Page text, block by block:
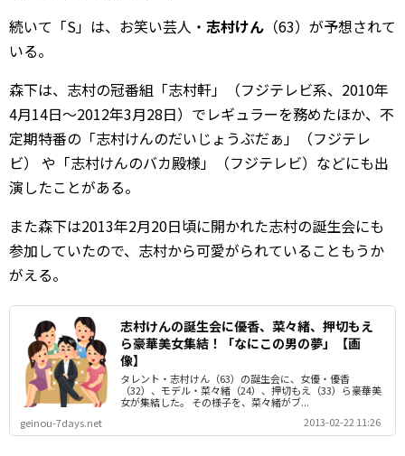
続いて「S」は、お笑い芸人・ 志村けん （63）が予想されて
いる。
森下は、志村の冠番組「志村軒」（フジテレビ系、2010年
4月14日～2012年3月28日）でレギュラーを務めたほか、不
定期特番の「志村けんのだいじょうぶだぁ」（フジテレ
ビ） や「志村けんのバカ殿様」（フジテレビ）などにも出
演したことがある。
また森下は2013年2月20日頃に開かれた志村の誕生会にも
参加していたので、志村から可愛がられていることもうか
がえる。
志村けんの誕生会に優香、菜々緒、押切もえ
ら豪華美女集結！「なにこの男の夢」【画
像】
タレント・志村けん（63）の誕生会に、女優・優香
（32）、モデル・菜々緒（24）、押切もえ（33）ら豪華美
女が集結した。 その様子を、菜々緒がブ...
geinou-7days.net
2013-02-22 11:26